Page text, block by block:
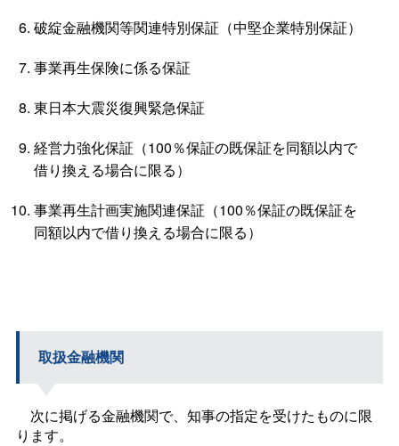
破綻金融機関等関連特別保証（中堅企業特別保証）
事業再生保険に係る保証
東日本大震災復興緊急保証
経営力強化保証（100％保証の既保証を同額以内で
借り換える場合に限る）
事業再生計画実施関連保証（100％保証の既保証を
同額以内で借り換える場合に限る）
取扱金融機関
次に掲げる金融機関で、知事の指定を受けたものに限
ります。